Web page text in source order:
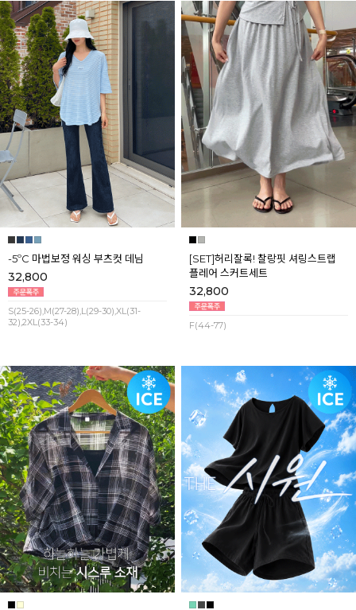
-5ºC 마법보정 워싱 부츠컷 데님
32,800
S(25-26),M(27-28),L(29-30),XL(31-
32),2XL(33-34)
[SET]허리잘록! 찰랑핏 셔링스트랩
플레어 스커트세트
32,800
F(44-77)